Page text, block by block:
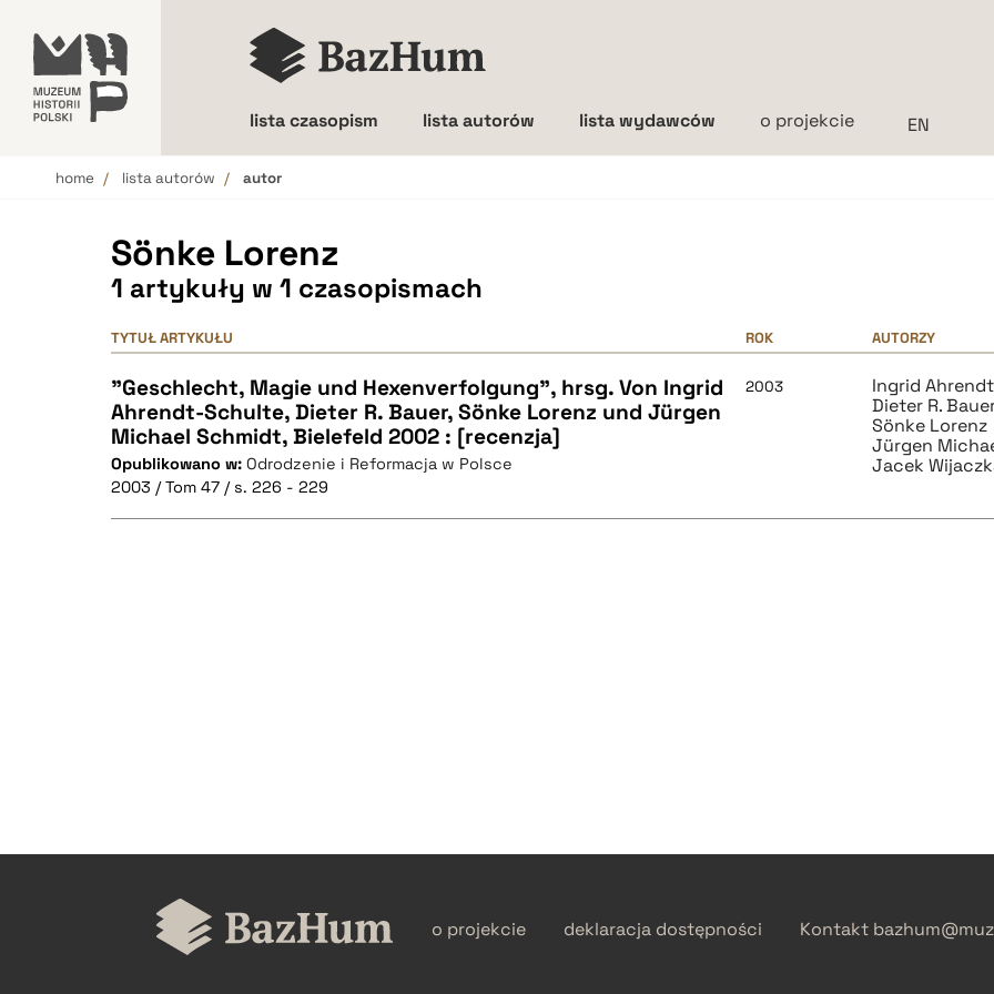
lista czasopism lista autorów lista wydawców o projekcie
home lista autorów autor
Sönke Lorenz
1 artykuły w 1 czasopismach
TYTUŁ ARTYKUŁU ROK AUTORZY
"Geschlecht, Magie und Hexenverfolgung", hrsg. Von Ingrid
Ahrendt-Schulte, Dieter R. Bauer, Sönke Lorenz und Jürgen
Michael Schmidt, Bielefeld 2002 : [recenzja]
Opublikowano w: Odrodzenie i Reformacja w Polsce
2003 / Tom 47 / s. 226 - 229
2003
Ingrid
Dieter R.
Sönke Lorenz
Jürgen
Jacek
o projekcie deklaracja dostępności Kontakt